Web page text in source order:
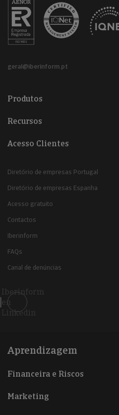
geral@iberinform.pt
Produtos
Recursos
Acesso Clientes
Diretório de empresas Portugal
Diretório de empresas Espanha
Acesso gratuito
Contactos
Iberinform
FAQs
Canal de denúncias
Iberinform
en
Linkedin
Aprendizagem
Financeira e Riscos
Marketing